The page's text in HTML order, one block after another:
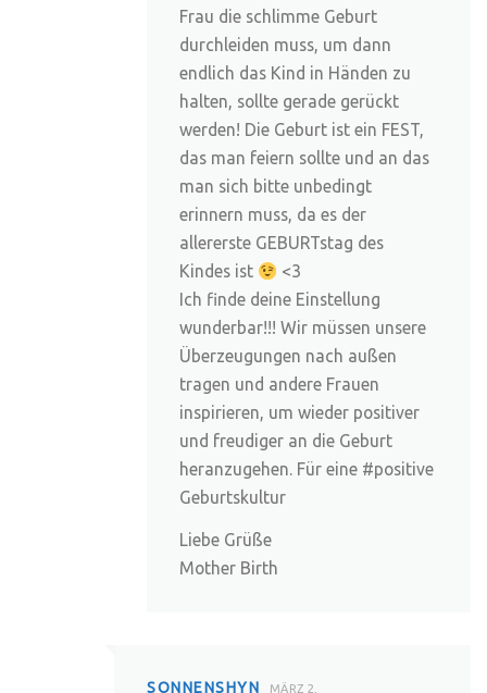
Frau die schlimme Geburt
durchleiden muss, um dann
endlich das Kind in Händen zu
halten, sollte gerade gerückt
werden! Die Geburt ist ein FEST,
das man feiern sollte und an das
man sich bitte unbedingt
erinnern muss, da es der
allererste GEBURTstag des
Kindes ist
<3
Ich finde deine Einstellung
wunderbar!!! Wir müssen unsere
Überzeugungen nach außen
tragen und andere Frauen
inspirieren, um wieder positiver
und freudiger an die Geburt
heranzugehen. Für eine #positive
Geburtskultur
Liebe Grüße
Mother Birth
SONNENSHYN MÄRZ 2,